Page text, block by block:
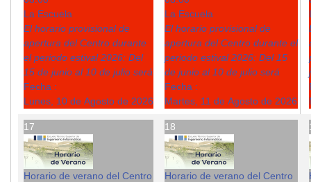
La Escuela
El horario provisional de
apertura del Centro durante
el periodo estival 2026: Del
15 de junio al 10 de julio será
Fecha :
Lunes, 10 de Agosto de 2026
La Escuela
El horario provisional de
apertura del Centro durante el
periodo estival 2026: Del 15
de junio al 10 de julio será
Fecha :
Martes, 11 de Agosto de 2026
17
Horario de verano del Centro
18
Horario de verano del Centro